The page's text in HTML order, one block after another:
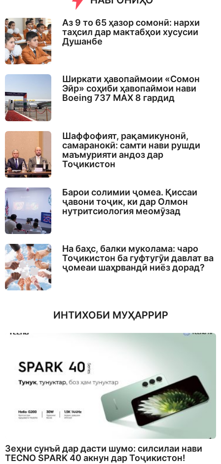
Аз 9 то 65 ҳазор сомонӣ: нархи
таҳсил дар мактабҳои хусусии
Душанбе
Ширкати ҳавопаймоии «Сомон
Эйр» соҳиби ҳавопаймои нави
Boeing 737 MAX 8 гардид
Шаффофият, рақамикунонӣ,
самаранокӣ: самти нави рушди
маъмурияти андоз дар
Тоҷикистон
Барои солимии ҷомеа. Қиссаи
ҷавони тоҷик, ки дар Олмон
нутритсиология меомӯзад
На баҳс, балки муколама: чаро
Тоҷикистон ба гуфтугӯи давлат ва
ҷомеаи шаҳрвандӣ ниёз дорад?
ИНТИХОБИ МУҲАРРИР
Зеҳни сунъӣ дар дасти шумо: силсилаи нави
TECNO SPARK 40 акнун дар Тоҷикистон!